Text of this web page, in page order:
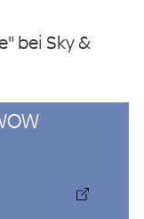
bei Sky &